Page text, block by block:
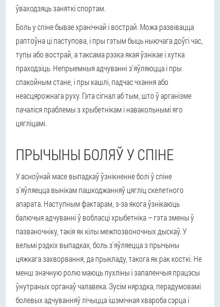
ўваходзяць заняткі спортам.
Боль у спіне бывае хранічнай і вострай. Можа развівацца
раптоўна ці паступова, і пры гэтым быць ныючага доўгі час,
тупы або вострай, а таксама рэзка якая ўзнікае і хутка
праходзіць. Непрыемныя адчуванні з'яўляюцца і пры
спакойным стане, і пры кашлі, падчас чхання або
неасцярожнага руху. Гэта сігнал аб тым, што ў арганізме
пачаліся праблемы з хрыбетнікам і навакольнымі яго
цягліцамі.
ПРЫЧЫНЫ БОЛЯЎ У СПІНЕ
У асноўнай масе выпадкаў ўзнікненне болі ў спіне
з'яўляецца вынікам пашкоджанняў цягліц скелетного
апарата. Наступным фактарам, з-за якога ўзнікаюць
балючыя адчуванні ў вобласці хрыбетніка – гэта змены ў
пазваночніку, такія як кілы межпозвоночных дыскаў. У
вельмі рэдкіх выпадках, боль з'яўляецца з прычыны
цяжкага захворвання, да прыкладу, такога як рак косткі. Не
менш значную ролю маюць пухліны і запаленчыя працэсы
ўнутраных органаў чалавека. Зусім нярэдка, перадумовамі
болевых адчуванняў лічыцца ішэмічная хвароба сэрца і